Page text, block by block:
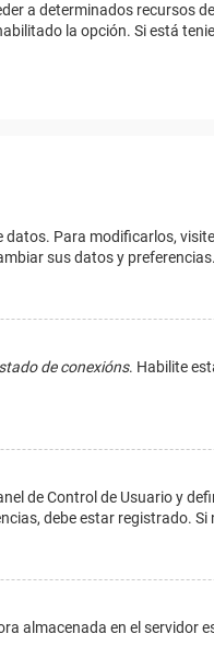
a determinados recursos
la opción. Si está
Para modificarlos,
sus datos y preferencias.
de conexións. Habilite
de Control de Usuario y
debe estar registrado.
almacenada en el servidor